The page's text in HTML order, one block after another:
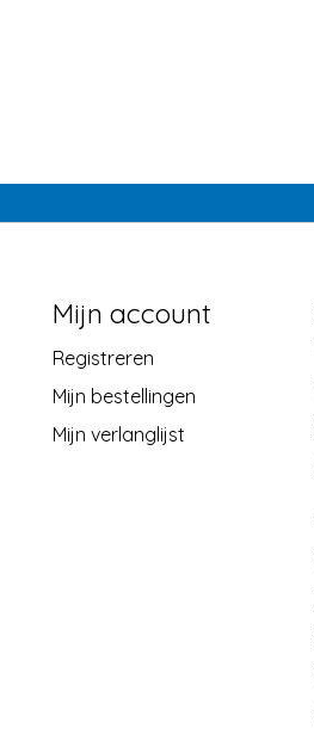
Mijn account
Registreren
Mijn bestellingen
Mijn verlanglijst